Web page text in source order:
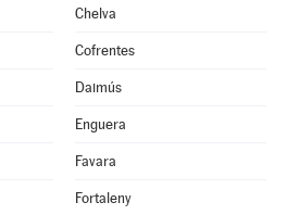
Chelva
Cofrentes
Daimús
Enguera
Favara
Fortaleny